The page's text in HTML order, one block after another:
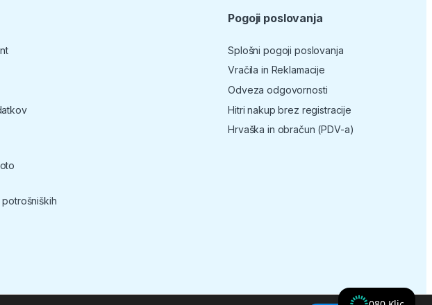
Pogoji poslovanja
Splošni pogoji poslovanja
Vračila in Reklamacije
Odveza odgovornosti
Hitri nakup brez registracije
Hrvaška in obračun (PDV-a)